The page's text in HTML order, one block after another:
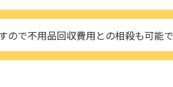
ので不用品回収費用との相殺も可能